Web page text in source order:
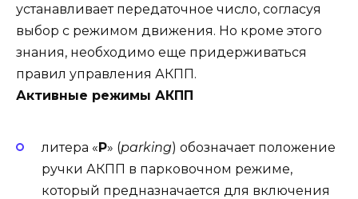
устанавливает передаточное число, согласуя
выбор с режимом движения. Но кроме этого
знания, необходимо еще придерживаться
правил управления АКПП.
Активные режимы АКПП
литера « Р» (parking) обозначает положение
ручки АКПП в парковочном режиме,
который предназначается для включения